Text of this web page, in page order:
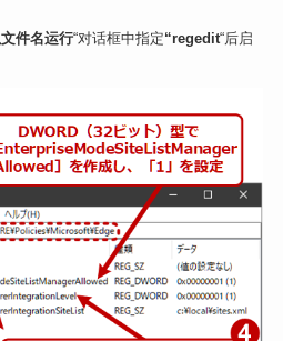
件名运行“对话框中指定“regedit“后启